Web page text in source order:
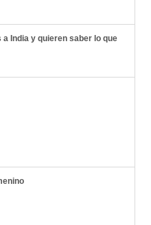
India y quieren saber lo que